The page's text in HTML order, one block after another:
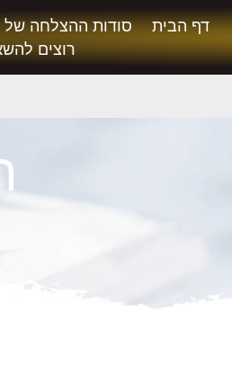
דף הבית סודות ההצלחה של
רוצים